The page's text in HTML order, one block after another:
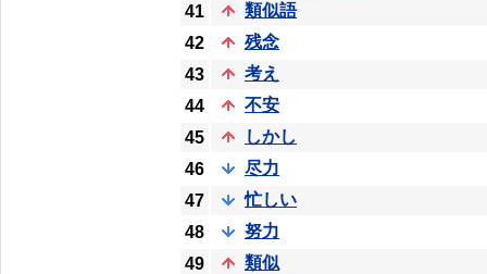
41
類似語
42
残念
43
考え
44
不安
45
しかし
46
尽力
47
忙しい
48
努力
49
類似